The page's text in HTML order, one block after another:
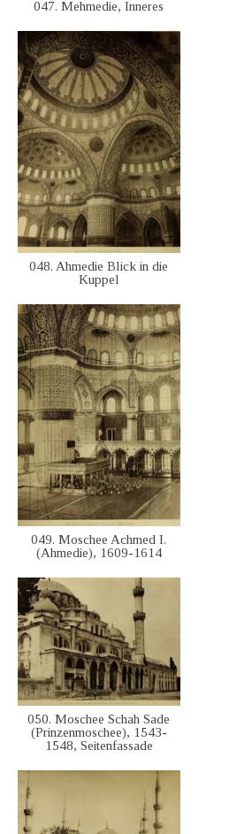
047. Mehmedie, Inneres
048. Ahmedie Blick in die
Kuppel
049. Moschee Achmed I.
(Ahmedie), 1609-1614
050. Moschee Schah Sade
(Prinzenmoschee), 1543-
1548, Seitenfassade